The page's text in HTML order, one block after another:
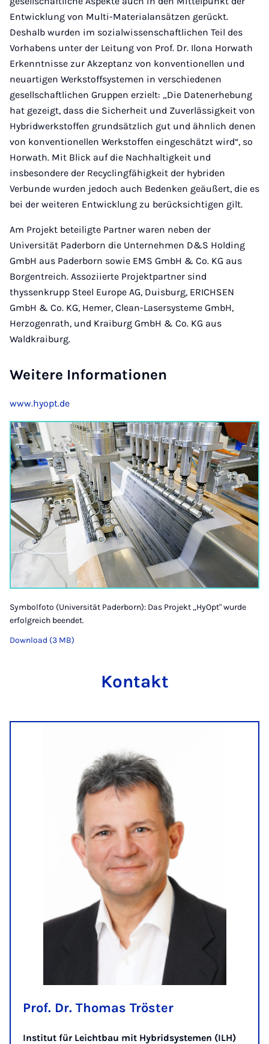
Entwicklung von Multi-Materialansätzen gerückt.
Deshalb wurden im sozialwissenschaftlichen Teil des
Vorhabens unter der Leitung von Prof. Dr. Ilona Horwath
Erkenntnisse zur Akzeptanz von konventionellen und
neuartigen Werkstoffsystemen in verschiedenen
gesellschaftlichen Gruppen erzielt: „Die Datenerhebung
hat gezeigt, dass die Sicherheit und Zuverlässigkeit von
Hybridwerkstoffen grundsätzlich gut und ähnlich denen
von konventionellen Werkstoffen eingeschätzt wird“, so
Horwath. Mit Blick auf die Nachhaltigkeit und
insbesondere der Recyclingfähigkeit der hybriden
Verbunde wurden jedoch auch Bedenken geäußert, die es
bei der weiteren Entwicklung zu berücksichtigen gilt.
Am Projekt beteiligte Partner waren neben der
Universität Paderborn die Unternehmen D&S Holding
GmbH aus Paderborn sowie EMS GmbH & Co. KG aus
Borgentreich. Assoziierte Projektpartner sind
thyssenkrupp Steel Europe AG, Duisburg, ERICHSEN
GmbH & Co. KG, Hemer, Clean-Lasersysteme GmbH,
Herzogenrath, und Kraiburg GmbH & Co. KG aus
Waldkraiburg.
Weitere Informationen
www.hyopt.de
Symbolfoto (Universität Paderborn): Das Projekt „HyOpt" wurde
erfolgreich beendet.
Download (3 MB)
Kontakt
Prof. Dr. Thomas Tröster
Institut für Leichtbau mit Hybridsystemen (ILH)